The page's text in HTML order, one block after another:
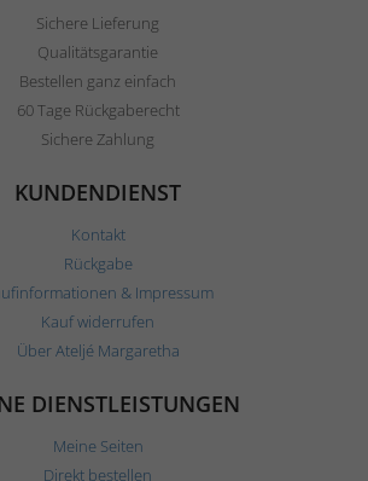
Sichere Lieferung
Qualitätsgarantie
Bestellen ganz einfach
60 Tage Rückgaberecht
Sichere Zahlung
KUNDENDIENST
Kontakt
Rückgabe
& Impressum
Kauf widerrufen
Über Ateljé Margaretha
DIENSTLEISTUNGEN
Meine Seiten
Direkt bestellen